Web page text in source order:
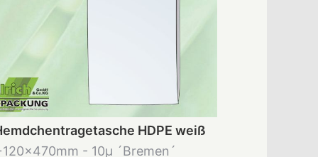
HDPE weiß
- 10µ ´Bremen´